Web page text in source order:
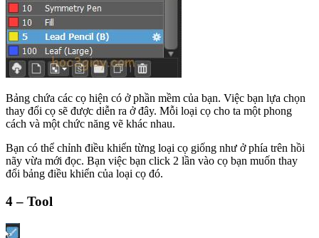
Bảng chứa các cọ hiện có ở phần mềm của bạn. Việc bạn lựa chọn
thay đổi cọ sẽ được diễn ra ở đây. Mỗi loại cọ cho ta một phong
cách và một chức năng vẽ khác nhau.
Bạn có thể chỉnh điều khiển từng loại cọ giống như ở phía trên hồi
nãy vừa mới đọc. Bạn việc bạn click 2 lần vào cọ bạn muốn thay
đổi bảng điều khiển của loại cọ đó.
4 – Tool